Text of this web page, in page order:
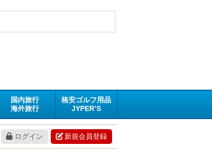
国内旅行
海外旅行
格安ゴルフ用品
JYPER’S
ログイン 新規会員登録